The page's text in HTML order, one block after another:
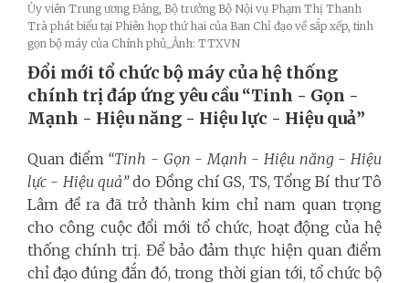
Ủy viên Trung ương Đảng, Bộ trưởng Bộ Nội vụ Phạm Thị Thanh
Trà phát biểu tại Phiên họp thứ hai của Ban Chỉ đạo về sắp xếp, tinh
gọn bộ máy của Chính phủ_Ảnh: TTXVN
Đổi mới tổ chức bộ máy của hệ thống
chính trị đáp ứng yêu cầu “Tinh - Gọn -
Mạnh - Hiệu năng - Hiệu lực - Hiệu quả”
Quan điểm “Tinh - Gọn - Mạnh - Hiệu năng - Hiệu
lực - Hiệu quả”do Đồng chí GS, TS, Tổng Bí thư Tô
Lâm đề ra đã trở thành kim chỉ nam quan trọng
cho công cuộc đổi mới tổ chức, hoạt động của hệ
thống chính trị. Để bảo đảm thực hiện quan điểm
chỉ đạo đúng đắn đó, trong thời gian tới, tổ chức bộ